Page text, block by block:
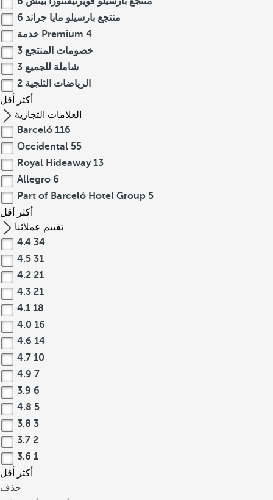
منتجع بارسيلو مايا جراند 6
خدمة Premium 4
خصومات المنتجع 3
شاملة للجميع 3
الرياضات الثلجية 2
أكثر
أقل
العلامات التجارية
Barceló 116
Occidental 55
Royal Hideaway 13
Allegro 6
Part of Barceló Hotel Group 5
أكثر
أقل
تقييم عملائنا
4.4 34
4.5 31
4.2 21
4.3 21
4.1 18
4.0 16
4.6 14
4.7 10
4.9 7
3.9 6
4.8 5
3.8 3
3.7 2
3.6 1
أكثر
أقل
حذف